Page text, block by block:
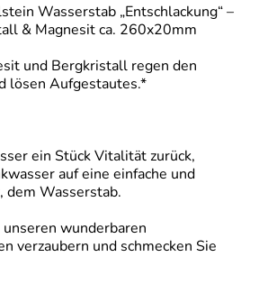
Wasserstab „Entschlackung“ –
& Magnesit ca. 260x20mm
und Bergkristall regen den
lösen Aufgestautes.*
ein Stück Vitalität zurück,
auf eine einfache und
Wasserstab.
unseren wunderbaren
verzaubern und schmecken Sie